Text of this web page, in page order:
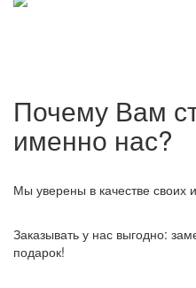
Почему Вам
именно нас?
Мы уверены в качестве своих
Заказывать у нас выгодно:
подарок!